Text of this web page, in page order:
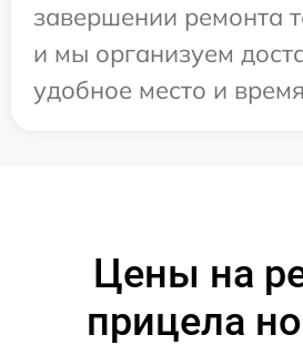
завершении ремонта
и мы организуем
удобное место и
Цены на
прицела